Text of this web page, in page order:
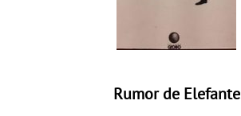
Rumor de Elefante